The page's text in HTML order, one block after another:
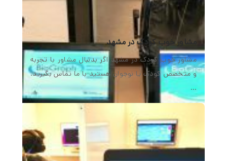
مشاور خوب کودک در مشهد
مشاور خوب کودک در مشهد اگر بدنبال مشاور با تجربه
و متخصص کودک یا نوجوان هستید با ما تماس بگیرید.
…